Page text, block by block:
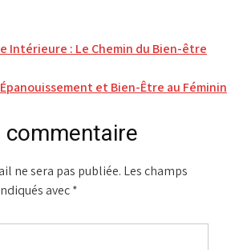
Intérieure : Le Chemin du Bien-être
Épanouissement et Bien-Être au Féminin
commentaire
ne sera pas publiée. Les champs
avec*